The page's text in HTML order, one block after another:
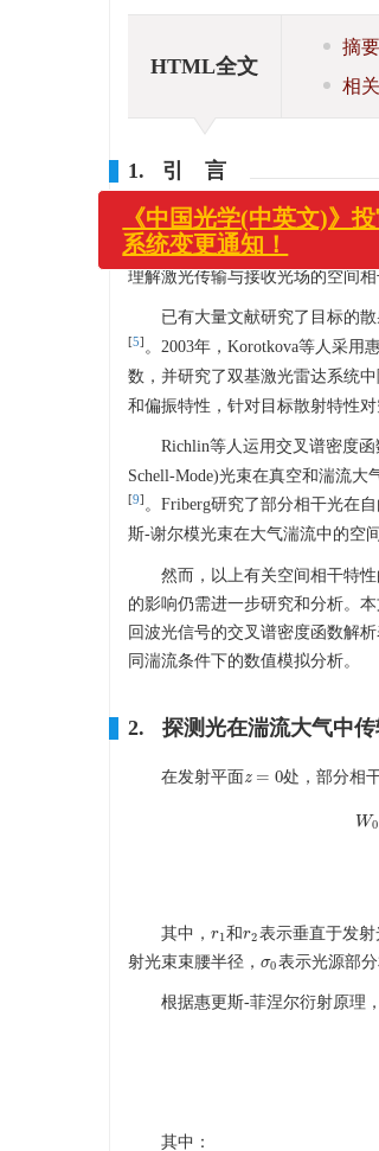
HTML全文
摘要
相
1. 引 言
在激光相干探测中，目标反
性的重要因素。而光场的相关长
理解激光传输与接收光场的空间相
已有大量文献研究了目标的
[5] 。2003年，Korotkova等人采用
数，并研究了双基激光雷达系统
和偏振特性，针对目标散射特性
Richlin等人运用交叉谱密度
Schell-Mode)光束在真空和湍流
[9] 。Friberg研究了部分相干光在
斯-谢尔模光束在大气湍流中的空
然而，以上有关空间相干特
的影响仍需进一步研究和分析。
回波光信号的交叉谱密度函数解
同湍流条件下的数值模拟分析。
2. 探测光在湍流大气中传
在发射平面z = 0
z=0 处，部分相
W0
其中， r1
r1和r2
r2表示垂直于发射
射光束束腰半径， σ0
σ0表示光源部分
根据惠更斯-菲涅尔衍射原理
其中：
《中国光学(中英文)
系统变更通知！